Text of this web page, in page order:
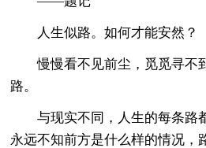
人生似路。如何才能安然？
慢慢看不见前尘，觅觅寻不
路。
与现实不同，人生的每条路
永远不知前方是什么样的情况，